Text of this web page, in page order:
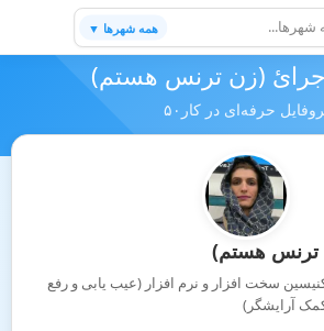
همه شهرها ▼
اجرائ (زن ترنس هستم)
حرفه‌ای در کار۵۰
ترنس هستم)
سخت افزار و نرم افزار (عیب یابی و رفع
آرایشگر)